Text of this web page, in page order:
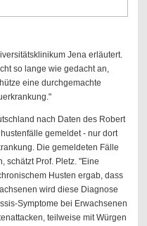
Jena erläutert.
so lange wie gedacht an,
eine durchgemachte
nach Daten des Robert
gemeldet - nur dort
Die gemeldeten Fälle
schätzt Prof. Pletz. "Eine
Husten ergab, dass
wird diese Diagnose
Symptome bei Erwachsenen
teilweise mit Würgen